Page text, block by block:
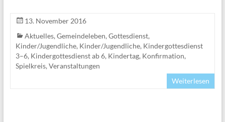
13. November 2016
Aktuelles, Gemeindeleben, Gottesdienst,
Kinder/Jugendliche, Kinder/Jugendliche, Kindergottesdienst
3–6, Kindergottesdienst ab 6, Kindertag, Konfirmation,
Spielkreis, Veranstaltungen
Weiterlesen